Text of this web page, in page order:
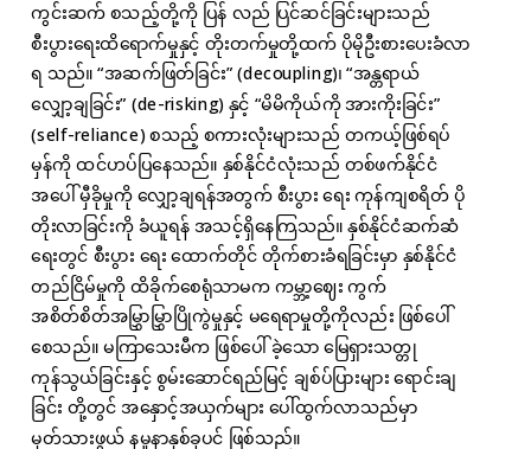
ကွင်းဆက် စသည့်တို့ကို ပြန် လည် ပြင်ဆင်ခြင်းများသည်
စီးပွားရေးထိရောက်မှုနှင့် တိုးတက်မှုတို့ထက် ပိုမိုဦးစားပေးခံလာ
ရ သည်။ “အဆက်ဖြတ်ခြင်း” (decoupling)၊ “အန္တရာယ်
လျှော့ချခြင်း” (de-risking) နှင့် “မိမိကိုယ်ကို အားကိုးခြင်း”
(self-reliance) စသည့် စကားလုံးများသည် တကယ့်ဖြစ်ရပ်
မှန်ကို ထင်ဟပ်ပြနေသည်။ နှစ်နိုင်ငံလုံးသည် တစ်ဖက်နိုင်ငံ
အပေါ် မှီခိုမှုကို လျှော့ချရန်အတွက် စီးပွား ရေး ကုန်ကျစရိတ် ပို
တိုးလာခြင်းကို ခံယူရန် အသင့်ရှိနေကြသည်။ နှစ်နိုင်ငံဆက်ဆံ
ရေးတွင် စီးပွား ရေး ထောက်တိုင် တိုက်စားခံရခြင်းမှာ နှစ်နိုင်ငံ
တည်ငြိမ်မှုကို ထိခိုက်စေရုံသာမက ကမ္ဘာ့ဈေး ကွက်
အစိတ်စိတ်အမြွှာမြွှာပြိုကွဲမှုနှင့် မရေရာမှုတို့ကိုလည်း ဖြစ်ပေါ်
စေသည်။ မကြာသေးမီက ဖြစ်ပေါ် ခဲ့သော မြေရှားသတ္တု
ကုန်သွယ်ခြင်းနှင့် စွမ်းဆောင်ရည်မြင့် ချစ်ပ်ပြားများ ရောင်းချ
ခြင်း တို့တွင် အနှောင့်အယှက်များ ပေါ်ထွက်လာသည်မှာ
မှတ်သားဖွယ် နမူနာနှစ်ခုပင် ဖြစ်သည်။